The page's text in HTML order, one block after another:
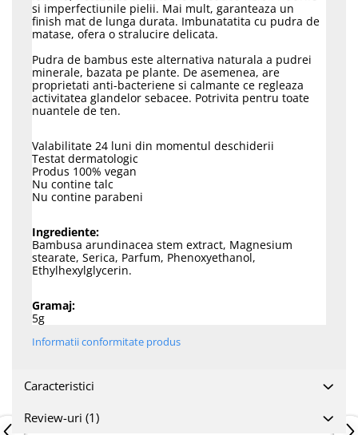
si imperfectiunile pielii. Mai mult, garanteaza un
finish mat de lunga durata. Imbunatatita cu pudra de
matase, ofera o stralucire delicata.
Pudra de bambus este alternativa naturala a pudrei
minerale, bazata pe plante. De asemenea, are
proprietati anti-bacteriene si calmante ce regleaza
activitatea glandelor sebacee. Potrivita pentru toate
nuantele de ten.
Valabilitate 24 luni din momentul deschiderii
Testat dermatologic
Produs 100% vegan
Nu contine talc
Nu contine parabeni
Ingrediente:
Bambusa arundinacea stem extract, Magnesium
stearate, Serica, Parfum, Phenoxyethanol,
Ethylhexylglycerin.
Gramaj:
5g
Informatii conformitate produs
Caracteristici
Review-uri (1)